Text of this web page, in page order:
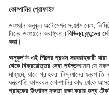
কোম্পানির প্রোফাইল
ডংগুয়ান অনুকূল অটোমেশন সরঞ্জাম কোং,
চীনের ডংগুয়ানে অবস্থিত।বিভিন্ন ব্র্যান্ডের
করা।
অনুকূলকি এই শিল্পের প্রথম সরবরাহকারী
থেকে বিক্রয়োত্তর সেবা পর্যন্তআমরা যে সকল
মাধ্যমে, যাতে গ্রাহকরা নিম্নমানের
যন্ত্রপাতি ফাভরবল কোম্পানির কাছ থেকে
গ্রাহকের উৎপাদন দক্ষতা রক্ষা করার জন্য